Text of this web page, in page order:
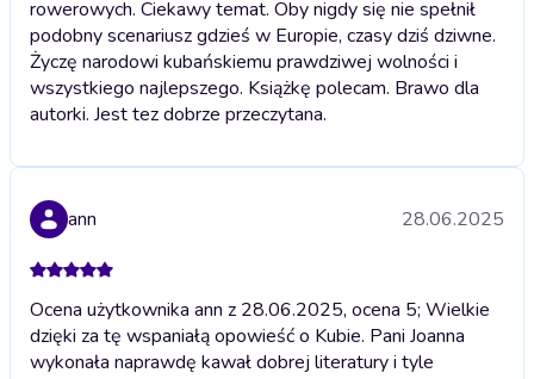
rowerowych. Ciekawy temat. Oby nigdy się nie spełnił
podobny scenariusz gdzieś w Europie, czasy dziś dziwne.
Życzę narodowi kubańskiemu prawdziwej wolności i
wszystkiego najlepszego. Książkę polecam. Brawo dla
autorki. Jest tez dobrze przeczytana.
ann 28.06.2025
Ocena użytkownika ann z 28.06.2025, ocena 5; Wielkie
dzięki za tę wspaniałą opowieść o Kubie. Pani Joanna
wykonała naprawdę kawał dobrej literatury i tyle